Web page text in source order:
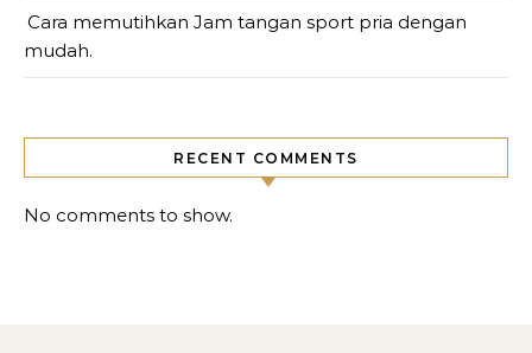
Cara memutihkan Jam tangan sport pria dengan
mudah.
RECENT COMMENTS
No comments to show.